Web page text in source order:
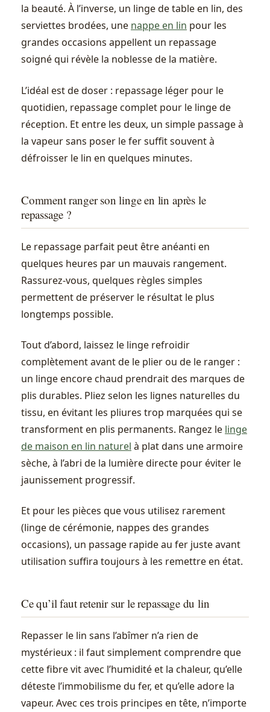
la beauté. À l’inverse, un linge de table en lin, des
serviettes brodées, une nappe en lin pour les
grandes occasions appellent un repassage
soigné qui révèle la noblesse de la matière.
L’idéal est de doser : repassage léger pour le
quotidien, repassage complet pour le linge de
réception. Et entre les deux, un simple passage à
la vapeur sans poser le fer suffit souvent à
défroisser le lin en quelques minutes.
Comment ranger son linge en lin après le
repassage ?
Le repassage parfait peut être anéanti en
quelques heures par un mauvais rangement.
Rassurez-vous, quelques règles simples
permettent de préserver le résultat le plus
longtemps possible.
Tout d’abord, laissez le linge refroidir
complètement avant de le plier ou de le ranger :
un linge encore chaud prendrait des marques de
plis durables. Pliez selon les lignes naturelles du
tissu, en évitant les pliures trop marquées qui se
transforment en plis permanents. Rangez le linge
de maison en lin naturel à plat dans une armoire
sèche, à l’abri de la lumière directe pour éviter le
jaunissement progressif.
Et pour les pièces que vous utilisez rarement
(linge de cérémonie, nappes des grandes
occasions), un passage rapide au fer juste avant
utilisation suffira toujours à les remettre en état.
Ce qu’il faut retenir sur le repassage du lin
Repasser le lin sans l’abîmer n’a rien de
mystérieux : il faut simplement comprendre que
cette fibre vit avec l’humidité et la chaleur, qu’elle
déteste l’immobilisme du fer, et qu’elle adore la
vapeur. Avec ces trois principes en tête, n’importe